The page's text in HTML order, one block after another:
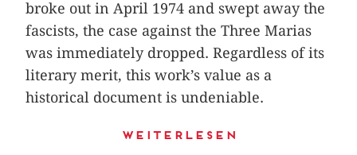
broke out in April 1974 and swept away the
fascists, the case against the Three Marias
was immediately dropped. Regardless of its
literary merit, this work’s value as a
historical document is undeniable.
Weiterlesen